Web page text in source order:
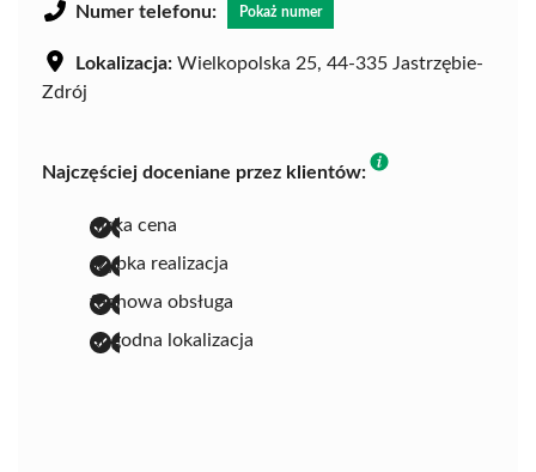
Numer telefonu: Pokaż numer
Lokalizacja: Wielkopolska 25, 44-335 Jastrzębie-
Zdrój
Najczęściej doceniane przez klientów:
niska cena
szybka realizacja
fachowa obsługa
dogodna lokalizacja